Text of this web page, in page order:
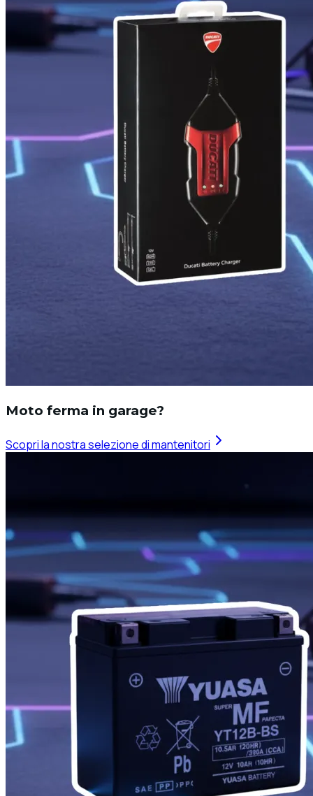
Moto ferma in garage?
Scopri la nostra selezione di mantenitori